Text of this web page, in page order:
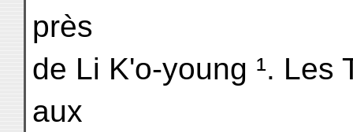
près
de Li K'o-young ¹. Les
aux